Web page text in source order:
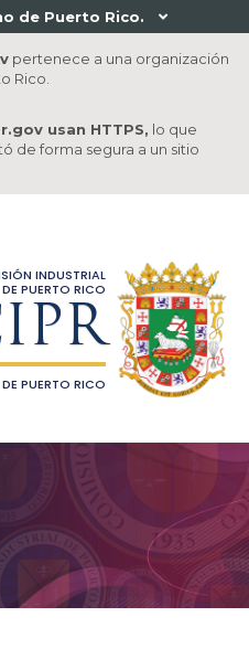
de Puerto Rico. 
pertenece a una organización
Rico.
usan HTTPS, lo que
de forma segura a un sitio
INDUSTRIAL
DE PUERTO RICO
PUERTO RICO